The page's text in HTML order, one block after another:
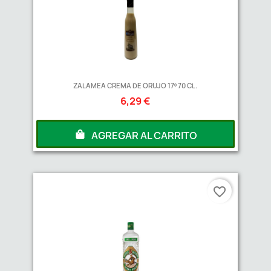
ZALAMEA CREMA DE ORUJO 17º 70 CL.
6,29 €
AGREGAR AL CARRITO
favorite_border